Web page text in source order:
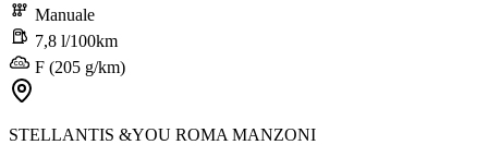
Manuale
7,8 l/100km
F (205 g/km)
STELLANTIS &YOU ROMA MANZONI